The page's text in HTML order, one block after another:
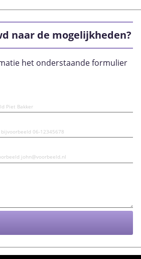
naar de mogelijkheden?
het onderstaande formulier